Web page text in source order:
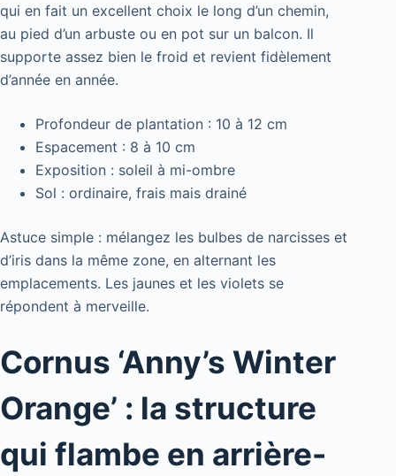
qui en fait un excellent choix le long d’un chemin,
au pied d’un arbuste ou en pot sur un balcon. Il
supporte assez bien le froid et revient fidèlement
d’année en année.
Profondeur de plantation : 10 à 12 cm
Espacement : 8 à 10 cm
Exposition : soleil à mi-ombre
Sol : ordinaire, frais mais drainé
Astuce simple : mélangez les bulbes de narcisses et
d’iris dans la même zone, en alternant les
emplacements. Les jaunes et les violets se
répondent à merveille.
Cornus ‘Anny’s Winter
Orange’ : la structure
qui flambe en arrière-